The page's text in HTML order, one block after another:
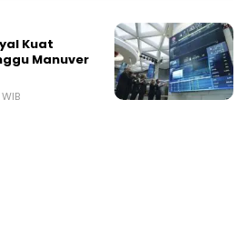
Kuat
Manuver